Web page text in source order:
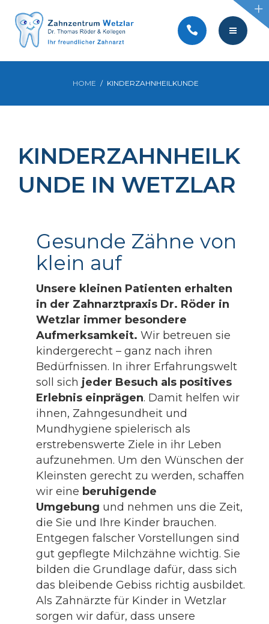
BEHANDLUNGEN
SERVICE
PRAXIS
SERVICE
KONTAKT
VIDEOS
HOME KINDERZAHNHEILKUNDE
KINDERZAHNHEILK
UNDE IN WETZLAR
Gesunde Zähne von
klein auf
Unsere kleinen Patienten erhalten
in der Zahnarztpraxis Dr. Röder in
Wetzlar immer besondere
Aufmerksamkeit. Wir betreuen sie
kindergerecht – ganz nach ihren
Bedürfnissen. In ihrer Erfahrungswelt
soll sich jeder Besuch als positives
Erlebnis einprägen. Damit helfen wir
ihnen, Zahngesundheit und
Mundhygiene spielerisch als
erstrebenswerte Ziele in ihr Leben
aufzunehmen. Um den Wünschen der
Kleinsten gerecht zu werden, schaffen
wir eine beruhigende
Umgebung und nehmen uns die Zeit,
die Sie und Ihre Kinder brauchen.
Entgegen falscher Vorstellungen sind
gut gepflegte Milchzähne wichtig. Sie
bilden die Grundlage dafür, dass sich
das bleibende Gebiss richtig ausbildet.
Als Zahnärzte für Kinder in Wetzlar
sorgen wir dafür, dass unsere